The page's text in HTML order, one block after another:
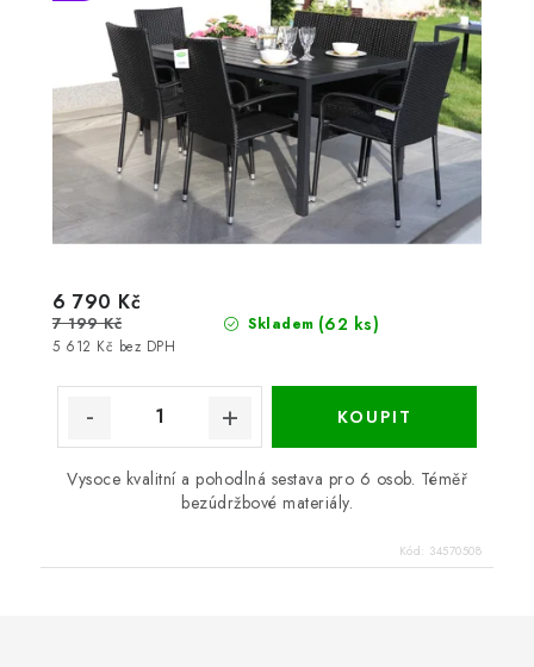
Skladem (62 ks)
5 612 Kč bez DPH
6 790 Kč
7 199 Kč
Vysoce kvalitní a pohodlná sestava pro 6 osob. Téměř
bezúdržbové materiály.
Kód: 34570508